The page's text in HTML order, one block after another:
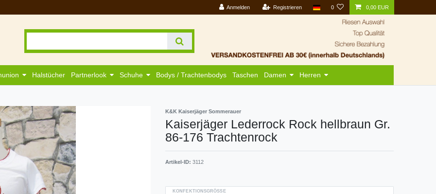
Anmelden Registrieren 0 0,00 EUR
Halstücher Partnerlook Schuhe Bodys / Trachtenbodys Taschen Damen Herren
K&K Kaiserjäger Sommerauer
Kaiserjäger Lederrock Rock hellbraun Gr.
86-176 Trachtenrock
Artikel-ID: 3112
KONFEKTIONSGRÖSSE